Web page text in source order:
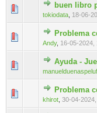
buen libro
tokiodata 18-06-
0
Problema
Andy, 16-05-2024,
0
Ayuda -0
Problema
khirot 30-04-
0